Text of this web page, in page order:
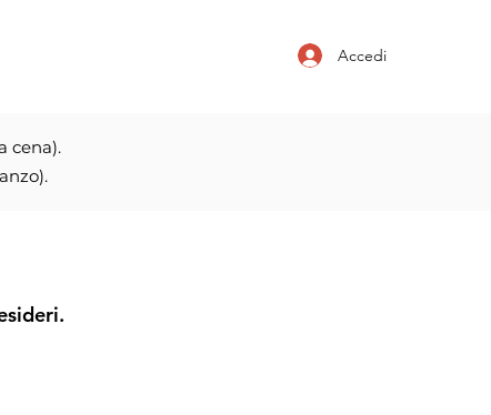
Accedi
cena).